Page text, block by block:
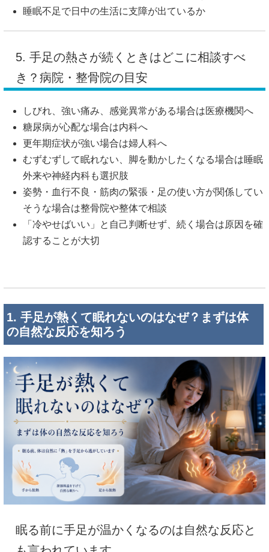
睡眠不足で日中の生活に支障が出ているか
5. 手足の熱さが続くときはどこに相談すべ
き？病院・整骨院の目安
しびれ、強い痛み、感覚異常がある場合は医療機関へ
糖尿病が心配な場合は内科へ
更年期症状が強い場合は婦人科へ
むずむずして眠れない、脚を動かしたくなる場合は睡眠
外来や神経内科も選択肢
姿勢・血行不良・筋肉の緊張・足の使い方が関係してい
そうな場合は整骨院や整体で相談
「冷やせばいい」と自己判断せず、続く場合は原因を確
認することが大切
1. 手足が熱くて眠れないのはなぜ？まずは体
の自然な反応を知ろう
眠る前に手足が温かくなるのは自然な反応と